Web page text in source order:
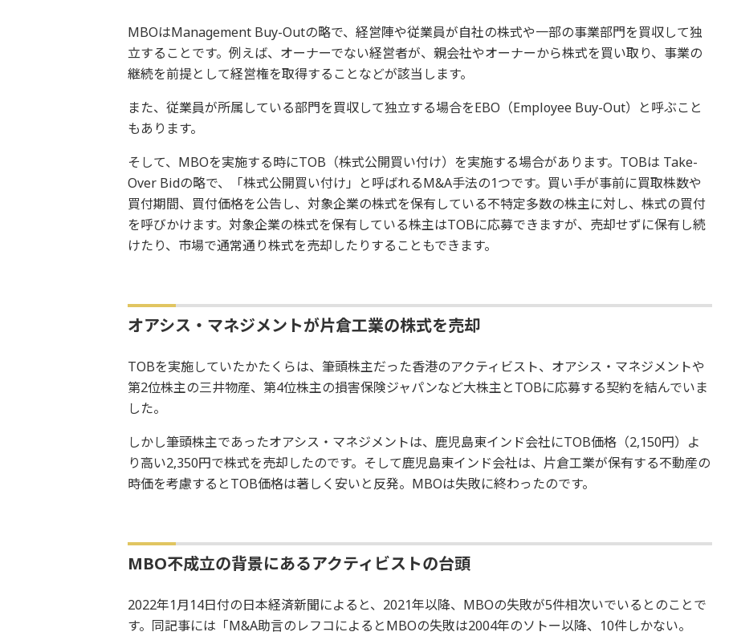
MBOはManagement Buy-Outの略で、経営陣や従業員が自社の株式や一部の事業部門を買収して独
立することです。例えば、オーナーでない経営者が、親会社やオーナーから株式を買い取り、事業の
継続を前提として経営権を取得することなどが該当します。
また、従業員が所属している部門を買収して独立する場合をEBO（Employee Buy-Out）と呼ぶこと
もあります。
そして、MBOを実施する時にTOB（株式公開買い付け）を実施する場合があります。TOBは Take-
Over Bidの略で、「株式公開買い付け」と呼ばれるM&A手法の1つです。買い手が事前に買取株数や
買付期間、買付価格を公告し、対象企業の株式を保有している不特定多数の株主に対し、株式の買付
を呼びかけます。対象企業の株式を保有している株主はTOBに応募できますが、売却せずに保有し続
けたり、市場で通常通り株式を売却したりすることもできます。
オアシス・マネジメントが片倉工業の株式を売却
TOBを実施していたかたくらは、筆頭株主だった香港のアクティビスト、オアシス・マネジメントや
第2位株主の三井物産、第4位株主の損害保険ジャパンなど大株主とTOBに応募する契約を結んでいま
した。
しかし筆頭株主であったオアシス・マネジメントは、鹿児島東インド会社にTOB価格（2,150円）よ
り高い2,350円で株式を売却したのです。そして鹿児島東インド会社は、片倉工業が保有する不動産の
時価を考慮するとTOB価格は著しく安いと反発。MBOは失敗に終わったのです。
MBO不成立の背景にあるアクティビストの台頭
2022年1月14日付の日本経済新聞によると、2021年以降、MBOの失敗が5件相次いでいるとのことで
す。同記事には「M&A助言のレフコによるとMBOの失敗は2004年のソトー以降、10件しかない。